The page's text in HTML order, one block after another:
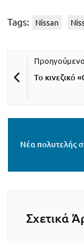
Tags: Nissan
Το κινεζικό
Νέα πολυτελής
Σχετικά